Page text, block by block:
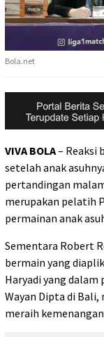
Bola.net
VIVA BOLA– Reaksi
setelah anak
pertandingan
merupakan pelatih
permainan anak
Sementara Robert
bermain yang
Haryadi yang
Wayan Dipta di
meraih